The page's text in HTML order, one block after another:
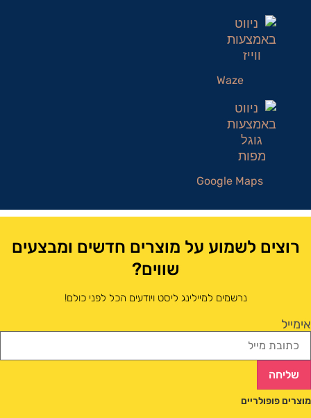
Waze
Google Maps
רוצים לשמוע על מוצרים חדשים ומבצעים
שווים?
נרשמים למיילינג ליסט ויודעים הכל לפני כולם!
אימייל
שליחה
מוצרים פופולריים